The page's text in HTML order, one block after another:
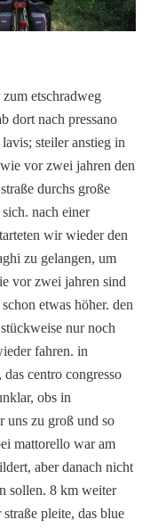
etschradweg
dort nach pressano
steiler anstieg in
vor zwei jahren den
durchs große
nach einer
wir wieder den
zu gelangen, um
vor zwei jahren sind
etwas höher. den
nur noch
fahren. in
centro congresso
obs in
uns zu groß und so
mattorello war am
aber danach nicht
sollen. 8 km weiter
pleite, das blue